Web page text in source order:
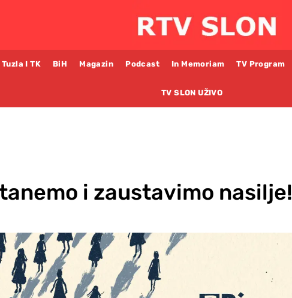
Tuzla I TK BiH Magazin Podcast In Memoriam TV Program
TV SLON UŽIVO
i zaustavimo nasilje!